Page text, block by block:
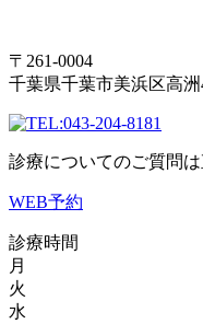
〒261-0004
千葉県千葉市美浜区高洲
043-204-8181
診療についてのご質問
WEB予約
診療時間
月
火
水